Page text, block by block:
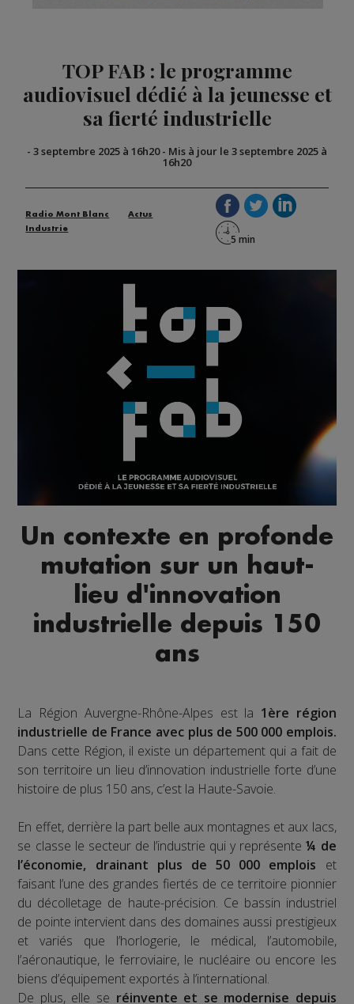
TOP FAB : le programme
audiovisuel dédié à la jeunesse et
sa fierté industrielle
- 3 septembre 2025 à 16h20- Mis à jour le 3 septembre 2025 à
16h20
Radio Mont Blanc
Actus
Industrie
Un contexte en profonde
mutation sur un haut-
lieu d'innovation
industrielle depuis 150
ans
La Région Auvergne-Rhône-Alpes est la 1ère région
industrielle de France avec plus de 500 000 emplois.
Dans cette Région, il existe un département qui a fait de
son territoire un lieu d’innovation industrielle forte d’une
histoire de plus 150 ans, c’est la Haute-Savoie.
En effet, derrière la part belle aux montagnes et aux lacs,
se classe le secteur de l’industrie qui y représente¼ de
l’économie, drainant plus de 50 000 emplois et
faisant l’une des grandes fiertés de ce territoire pionnier
du décolletage de haute-précision. Ce bassin industriel
de pointe intervient dans des domaines aussi prestigieux
et variés que l’horlogerie, le médical, l’automobile,
l’aéronautique, le ferroviaire, le nucléaire ou encore les
biens d’équipement exportés à l’international.
De plus, elle se réinvente et se modernise depuis